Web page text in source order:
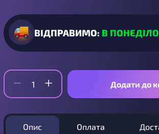
ВІДПРАВИМО: В
Додати до
Опис Оплата